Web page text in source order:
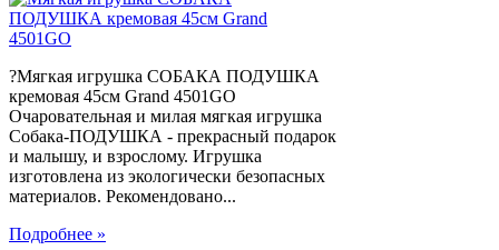
?Мягкая игрушка СОБАКА ПОДУШКА
кремовая 45см Grand 4501GO
Очаровательная и милая мягкая игрушка
Собака-ПОДУШКА - прекрасный подарок
и малышу, и взрослому. Игрушка
изготовлена из экологически безопасных
материалов. Рекомендовано...
Подробнее »